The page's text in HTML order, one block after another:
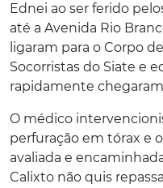
Ednei ao ser ferido
até a Avenida Rio
ligaram para o Corpo
Socorristas do Siate e
rapidamente chegaram
O médico
perfuração em tórax e
avaliada e
Calixto não quis